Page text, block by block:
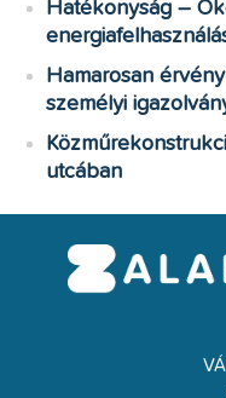
Hatékonyság –
Hamarosan
személyi
utcában